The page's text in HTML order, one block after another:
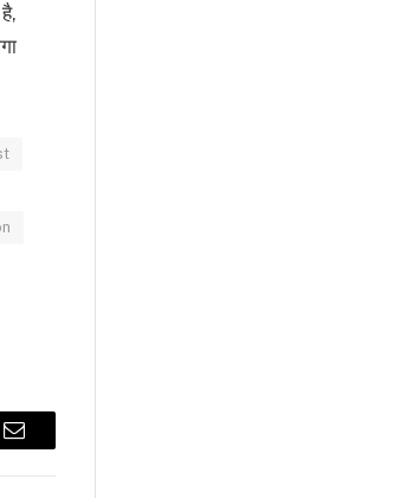
Email